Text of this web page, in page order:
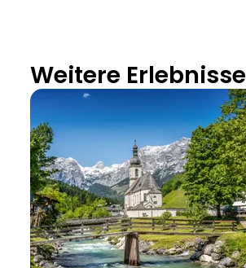
Weitere Erlebnisse